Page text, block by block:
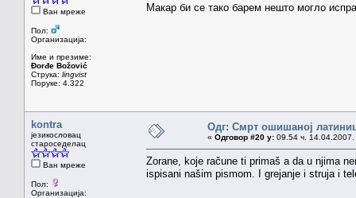
Ван мреже
Пол:
Организација:
Име и презиме:
Đorđe Božović
Струка: lingvist
Поруке: 4.322
Макар би се тако барем нешто могло
kontra
језикословац
староседелац
Ван мреже
Пол:
Организација:
Одг: Смрт ошишаној
« Одговор #20 у: 09.54 ч. 14.04.2007.
Zorane, koje račune ti primaš a da u njima
ispisani našim pismom. I grejanje i struja i